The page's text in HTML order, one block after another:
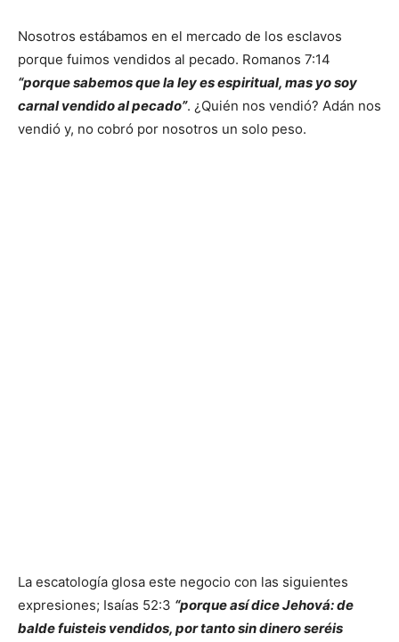
Nosotros estábamos en el mercado de los esclavos
porque fuimos vendidos al pecado. Romanos 7:14
“porque sabemos que la ley es espiritual, mas yo soy
carnal vendido al pecado”. ¿Quién nos vendió? Adán nos
vendió y, no cobró por nosotros un solo peso.
La escatología glosa este negocio con las siguientes
expresiones; Isaías 52:3 “porque así dice Jehová: de
balde fuisteis vendidos, por tanto sin dinero seréis